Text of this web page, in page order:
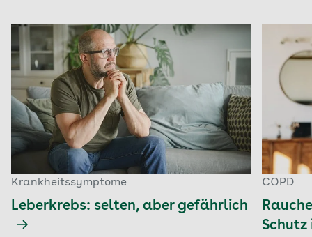
Krankheitssymptome
Leberkrebs: selten, aber gefährlich
COPD
Schutz